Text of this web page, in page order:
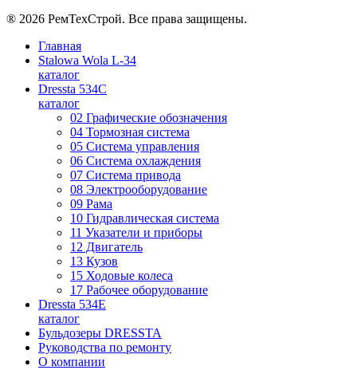
® 2026 РемТехСтрой. Все права защищены.
Главная
Stalowa Wola L-34
каталог
Dressta 534C
каталог
02 Графические обозначения
04 Тормозная система
05 Система управления
06 Система охлаждения
07 Система привода
08 Электрооборудование
09 Рама
10 Гидравлическая система
11 Указатели и приборы
12 Двигатель
13 Кузов
15 Ходовые колеса
17 Рабочее оборудование
Dressta 534E
каталог
Бульдозеры DRESSTA
Руководства по ремонту
О компании